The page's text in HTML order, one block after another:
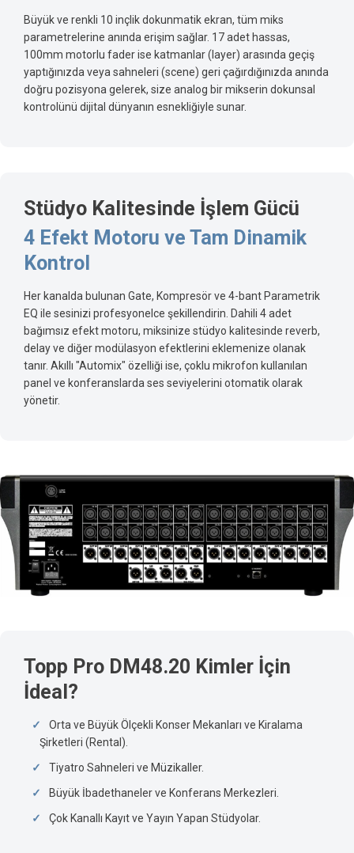
Büyük ve renkli 10 inçlik dokunmatik ekran, tüm miks
parametrelerine anında erişim sağlar. 17 adet hassas,
100mm motorlu fader ise katmanlar (layer) arasında geçiş
yaptığınızda veya sahneleri (scene) geri çağırdığınızda anında
doğru pozisyona gelerek, size analog bir mikserin dokunsal
kontrolünü dijital dünyanın esnekliğiyle sunar.
Stüdyo Kalitesinde İşlem Gücü
4 Efekt Motoru ve Tam Dinamik
Kontrol
Her kanalda bulunan Gate, Kompresör ve 4-bant Parametrik
EQ ile sesinizi profesyonelce şekillendirin. Dahili 4 adet
bağımsız efekt motoru, miksinize stüdyo kalitesinde reverb,
delay ve diğer modülasyon efektlerini eklemenize olanak
tanır. Akıllı "Automix" özelliği ise, çoklu mikrofon kullanılan
panel ve konferanslarda ses seviyelerini otomatik olarak
yönetir.
Topp Pro DM48.20 Kimler İçin
İdeal?
Orta ve Büyük Ölçekli Konser Mekanları ve Kiralama
Şirketleri (Rental).
Tiyatro Sahneleri ve Müzikaller.
Büyük İbadethaneler ve Konferans Merkezleri.
Çok Kanallı Kayıt ve Yayın Yapan Stüdyolar.